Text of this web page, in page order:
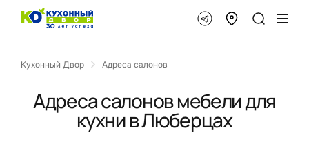
Кухонный Двор Адреса салонов
Адреса салонов мебели для
кухни в Люберцах